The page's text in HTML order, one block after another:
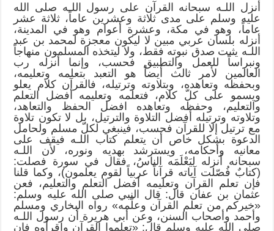
أنزل اللـه سبحانه القرآن على رسول اللـه صلى الله
عليه وسلم على مدى ثلاثة وعشرين عاماً، ثلاثة عشر
عاماً، وهو في مكة، وعشرة أعوام وهو في المدينة،
أنزله بلسان عربي مبين لا ليكون معجزة لمحمد بن عبد
اللـه يثبت صدق نبوته فقط، ولا ليتخذه المسلمون منهاجاً
ونبراساً للعمل والتطبيق فحسب، وإنما أنزله رب
العالمين لأمر ثالث أيضاً هو التعبد بتعلمه وتعليمه،
وبحفظه وتعاهده، وبتلاوته وترتيله، فالقرآن كلام يعلو
ويسمو على كلّ كلام، فتعلمه وتعليمه أفضل التعلم
والتعليم، وحفظه وتعاهده افضل الحفظ والتعاهد،
وتلاوته وترتيله أفضل التلاوة والترتيل، بل لا تكون تلاوة
مع ترتيل إلا للقرآن فحسب، فينبغي لكلّ مسلم ولحامل
الدعوة بشكل خاص أن يتعلم كتاب اللـه فيقف على
معانيه وأحكامه، ويسترشد بهديه ونوره، لأن اللـه
سبحانه أنزله ليَعْلَمَه الناسُ، فقال في سورة فصلت:
(كتابٌ فُصّلت آياته قرآناً عربياً لقوم يعلمون)، وكما قلنا
فإن تعلم القرآن وتعليمه أفضل التعلم والتعليم، فعن
عثمان بن عفان قال: قال النبي صلى الله عليه وسلم:
«خيركم من تعلم القرآن وعلّمه» رواه البخاري ومسلم
وأحمد وأصحاب السنن، وعن أبي هريرة أن رسول اللـه
صلى الله عليه وسلم قال: «تعلموا القرآن واقرأوه فإن